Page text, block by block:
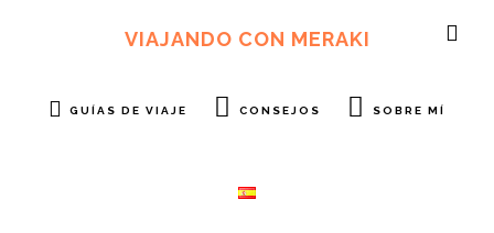
VIAJANDO CON MERAKI
GUÍAS DE VIAJE CONSEJOS SOBRE MÍ